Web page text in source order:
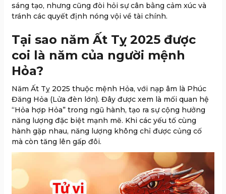
sáng tạo, nhưng cũng đòi hỏi sự cân bằng cảm xúc và
tránh các quyết định nóng vội về tài chính.
Tại sao năm Ất Tỵ 2025 được
coi là năm của người mệnh
Hỏa?
Năm Ất Tỵ 2025 thuộc mệnh Hỏa, với nạp âm là Phúc
Đăng Hỏa (Lửa đèn lớn). Đây được xem là mối quan hệ
“Hỏa hợp Hỏa” trong ngũ hành, tạo ra sự cộng hưởng
năng lượng đặc biệt mạnh mẽ. Khi các yếu tố cùng
hành gặp nhau, năng lượng không chỉ được củng cố
mà còn tăng lên gấp đôi.